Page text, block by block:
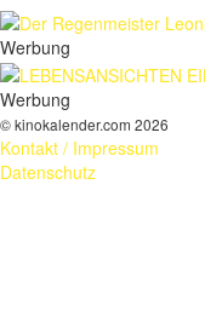
Werbung
Werbung
© kinokalender.com 2026
Kontakt / Impressum
Datenschutz